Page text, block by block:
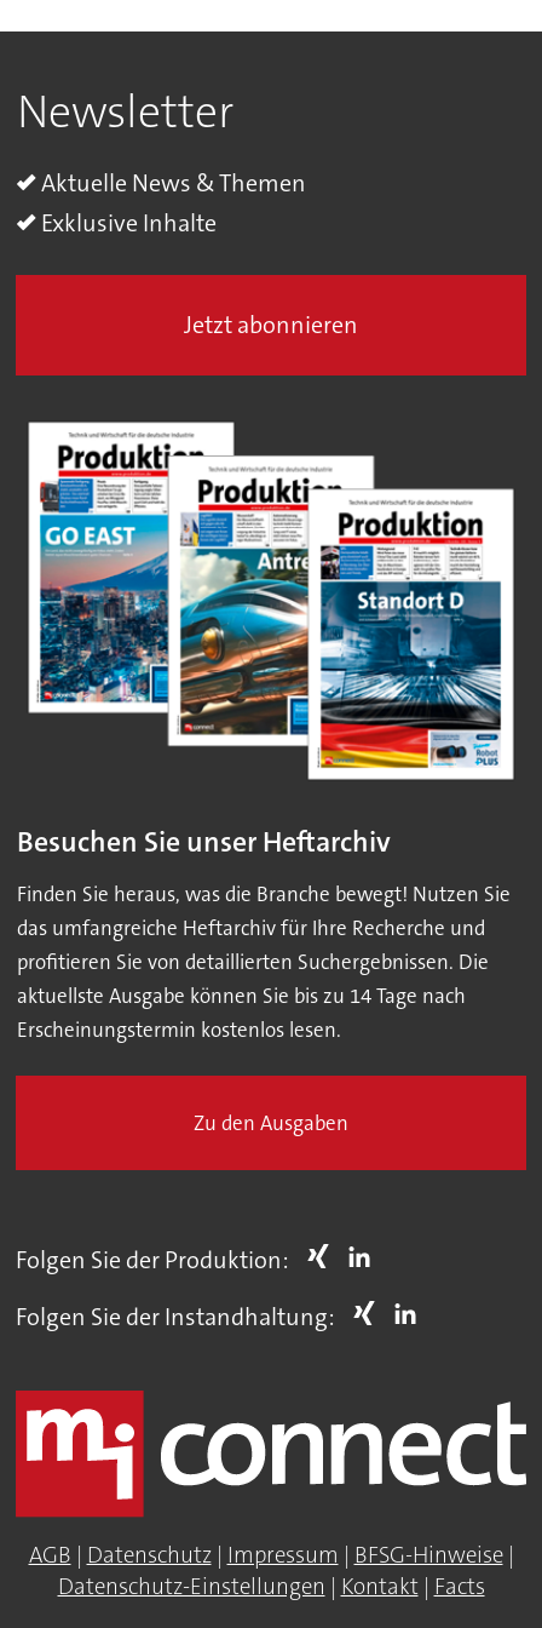
Newsletter
Aktuelle News & Themen
Exklusive Inhalte
Jetzt abonnieren
Besuchen Sie unser Heftarchiv
Finden Sie heraus, was die Branche bewegt! Nutzen Sie
das umfangreiche Heftarchiv für Ihre Recherche und
profitieren Sie von detaillierten Suchergebnissen. Die
aktuellste Ausgabe können Sie bis zu 14 Tage nach
Erscheinungstermin kostenlos lesen.
Zu den Ausgaben
Folgen Sie der Produktion:
Folgen Sie der Instandhaltung:
AGB | Datenschutz| Impressum | BFSG-Hinweise|
Datenschutz-Einstellungen | Kontakt| Facts